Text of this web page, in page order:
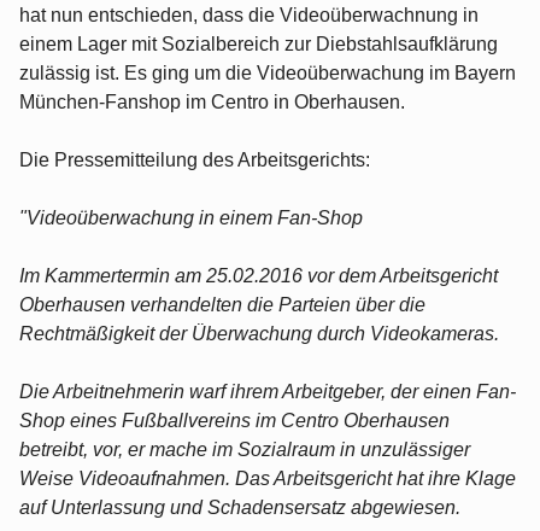
hat nun entschieden, dass die Videoüberwachnung in
einem Lager mit Sozialbereich zur Diebstahlsaufklärung
zulässig ist. Es ging um die Videoüberwachung im Bayern
München-Fanshop im Centro in Oberhausen.
Die Pressemitteilung des Arbeitsgerichts:
"Videoüberwachung in einem Fan-Shop
Im Kammertermin am 25.02.2016 vor dem Arbeitsgericht
Oberhausen verhandelten die Parteien über die
Rechtmäßigkeit der Überwachung durch Videokameras.
Die Arbeitnehmerin warf ihrem Arbeitgeber, der einen Fan-
Shop eines Fußballvereins im Centro Oberhausen
betreibt, vor, er mache im Sozialraum in unzulässiger
Weise Videoaufnahmen. Das Arbeitsgericht hat ihre Klage
auf Unterlassung und Schadensersatz abgewiesen.